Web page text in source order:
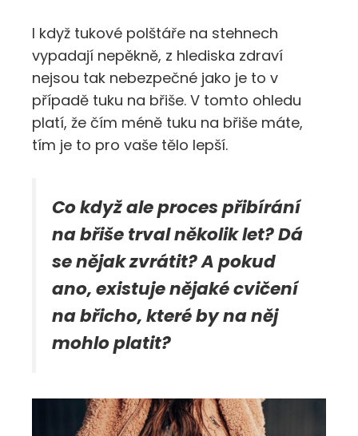
I když tukové polštáře na stehnech
vypadají nepěkně, z hlediska zdraví
nejsou tak nebezpečné jako je to v
případě tuku na břiše. V tomto ohledu
platí, že čím méně tuku na břiše máte,
tím je to pro vaše tělo lepší.
Co když ale proces přibírání
na břiše trval několik let? Dá
se nějak zvrátit? A pokud
ano, existuje nějaké cvičení
na břicho, které by na něj
mohlo platit?